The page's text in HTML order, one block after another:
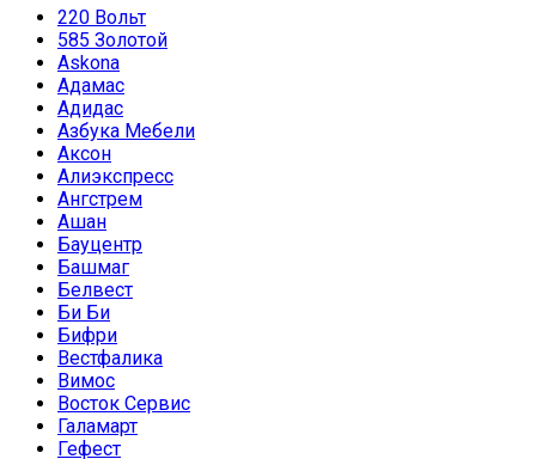
220 Вольт
585 Золотой
Askona
Адамас
Адидас
Азбука Мебели
Аксон
Алиэкспресс
Ангстрем
Ашан
Бауцентр
Башмаг
Белвест
Би Би
Бифри
Вестфалика
Вимос
Восток Сервис
Галамарт
Гефест